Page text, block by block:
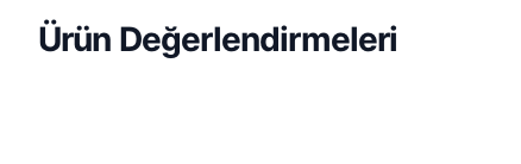
Ürün Değerlendirmeleri